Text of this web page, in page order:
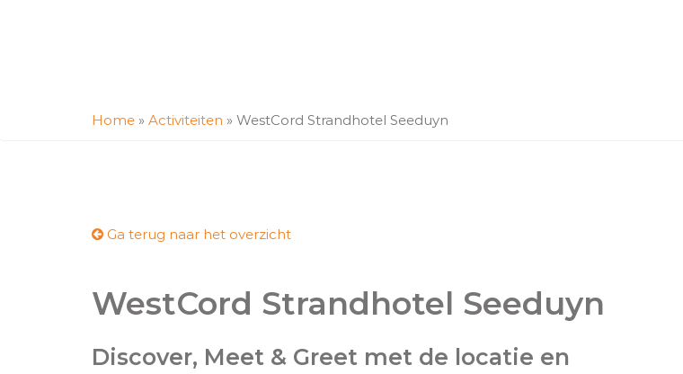
Home » Activiteiten » WestCord Strandhotel Seeduyn
Ga terug naar het overzicht
WestCord Strandhotel Seeduyn
Discover, Meet & Greet met de locatie en